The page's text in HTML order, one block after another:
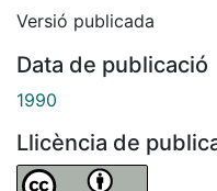
Versió publicada
Data de publicació
1990
Llicència de